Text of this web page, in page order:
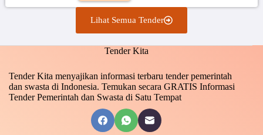
Lihat Semua Tender
Tender Kita
Tender Kita menyajikan informasi terbaru tender pemerintah
dan swasta di Indonesia. Temukan secara GRATIS Informasi
Tender Pemerintah dan Swasta di Satu Tempat